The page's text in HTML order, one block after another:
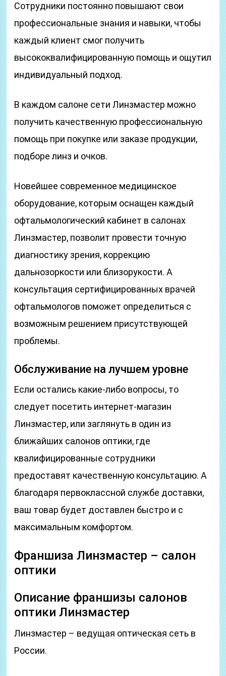
Сотрудники постоянно повышают свои
профессиональные знания и навыки, чтобы
каждый клиент смог получить
высококвалифицированную помощь и ощутил
индивидуальный подход.
В каждом салоне сети Линзмастер можно
получить качественную профессиональную
помощь при покупке или заказе продукции,
подборе линз и очков.
Новейшее современное медицинское
оборудование, которым оснащен каждый
офтальмологический кабинет в салонах
Линзмастер, позволит провести точную
диагностику зрения, коррекцию
дальнозоркости или близорукости. А
консультация сертифицированных врачей
офтальмологов поможет определиться с
возможным решением присутствующей
проблемы.
Обслуживание на лучшем уровне
Если остались какие-либо вопросы, то
следует посетить интернет-магазин
Линзмастер, или заглянуть в один из
ближайших салонов оптики, где
квалифицированные сотрудники
предоставят качественную консультацию. А
благодаря первоклассной службе доставки,
ваш товар будет доставлен быстро и с
максимальным комфортом.
Франшиза Линзмастер – салон
оптики
Описание франшизы салонов
оптики Линзмастер
Линзмастер – ведущая оптическая сеть в
России.